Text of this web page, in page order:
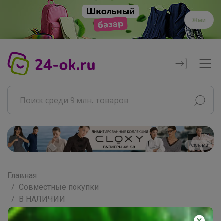
Жми
Реклама
Главная
Совместные покупки
В НАЛИЧИИ
ВЗРОСЛОЕ